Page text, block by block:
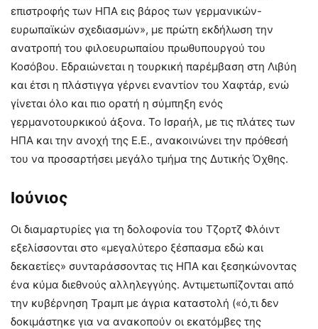
επιστροφής των ΗΠΑ εις βάρος των γερμανικών-
ευρωπαϊκών σχεδιασμών», με πρώτη εκδήλωση την
ανατροπή του φιλοευρωπαίου πρωθυπουργού του
Κοσόβου. Εδραιώνεται η τουρκική παρέμβαση στη Λιβύη
και έτσι η πλάστιγγα γέρνει εναντίον του Χαφτάρ, ενώ
γίνεται όλο και πιο ορατή η σύμπηξη ενός
γερμανοτουρκικού άξονα. Το Ισραήλ, με τις πλάτες των
ΗΠΑ και την ανοχή της Ε.Ε., ανακοινώνει την πρόθεσή
του να προσαρτήσει μεγάλο τμήμα της Δυτικής Όχθης.
Ιούνιος
Οι διαμαρτυρίες για τη δολοφονία του Τζορτζ Φλόιντ
εξελίσσονται στο «μεγαλύτερο ξέσπασμα εδώ και
δεκαετίες» συνταράσσοντας τις ΗΠΑ και ξεσηκώνοντας
ένα κύμα διεθνούς αλληλεγγύης. Αντιμετωπίζονται από
την κυβέρνηση Τραμπ με άγρια καταστολή («ό,τι δεν
δοκιμάστηκε για να ανακοπούν οι εκατόμβες της